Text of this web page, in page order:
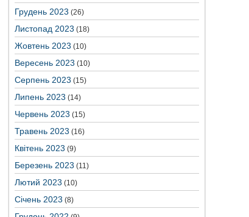
Грудень 2023 (26)
Листопад 2023 (18)
Жовтень 2023 (10)
Вересень 2023 (10)
Серпень 2023 (15)
Липень 2023 (14)
Червень 2023 (15)
Травень 2023 (16)
Квітень 2023 (9)
Березень 2023 (11)
Лютий 2023 (10)
Січень 2023 (8)